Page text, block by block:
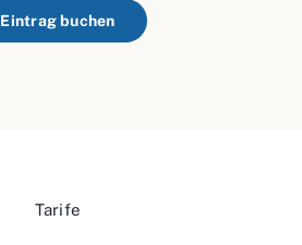
Eintrag buchen
Tarife